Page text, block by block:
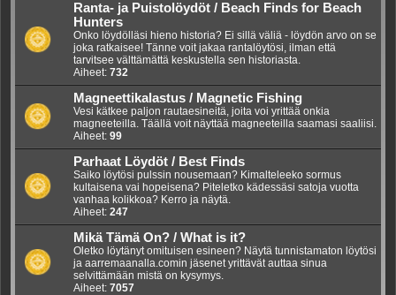
Ranta- ja Puistolöydöt / Beach Finds for Beach
Hunters
Onko löydölläsi hieno historia? Ei sillä väliä - löydön arvo on se
joka ratkaisee! Tänne voit jakaa rantalöytösi, ilman että
tarvitsee välttämättä keskustella sen historiasta.
Aiheet: 732
Magneettikalastus / Magnetic Fishing
Vesi kätkee paljon rautaesineitä, joita voi yrittää onkia
magneeteilla. Täällä voit näyttää magneeteilla saamasi saaliisi.
Aiheet: 99
Parhaat Löydöt / Best Finds
Saiko löytösi pulssin nousemaan? Kimalteleeko sormus
kultaisena vai hopeisena? Piteletko kädessäsi satoja vuotta
vanhaa kolikkoa? Kerro ja näytä.
Aiheet: 247
Mikä Tämä On? / What is it?
Oletko löytänyt omituisen esineen? Näytä tunnistamaton löytösi
ja aarremaanalla.comin jäsenet yrittävät auttaa sinua
selvittämään mistä on kysymys.
Aiheet: 7057